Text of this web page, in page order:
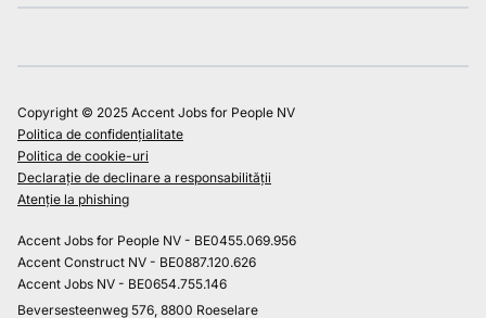
Copyright © 2025 Accent Jobs for People NV
Politica de confidențialitate
Politica de cookie-uri
Declarație de declinare a responsabilității
Atenție la phishing
Accent Jobs for People NV - BE0455.069.956
Accent Construct NV - BE0887.120.626
Accent Jobs NV - BE0654.755.146
Beversesteenweg 576, 8800 Roeselare